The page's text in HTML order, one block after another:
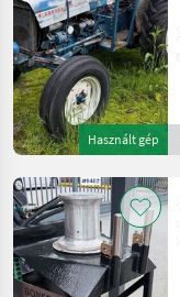
Használt gép